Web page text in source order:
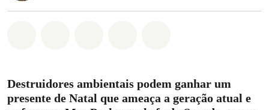
Destruidores ambientais podem ganhar um
presente de Natal que ameaça a geração atual e